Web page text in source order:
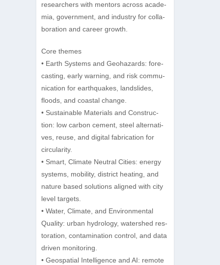
rese­ar­chers with men­tors across aca­de­
mia, govern­ment, and indus­try for col­la­
bo­ra­tion and career growth.
Core the­mes
• Earth Sys­tems and Geo­ha­zards: fore­
cas­ting, early war­ning, and risk com­mu­
ni­ca­tion for ear­th­qua­kes, lands­li­des,
floods, and coas­tal change.
• Sus­tainable Mate­ri­als and Con­s­truc­
tion: low car­bon cement, steel alter­na­ti­
ves, reuse, and digi­tal fabri­ca­tion for
circularity.
• Smart, Cli­mate Neu­tral Cities: energy
sys­tems, mobi­lity, dis­trict hea­ting, and
nature based solu­ti­ons ali­gned with city
level targets.
• Water, Cli­mate, and Envi­ron­men­tal
Qua­lity: urban hydro­logy, waters­hed res­
to­ra­tion, con­ta­mi­na­tion con­trol, and data
dri­ven monitoring.
• Geos­pa­tial Intel­li­gence and AI: remote